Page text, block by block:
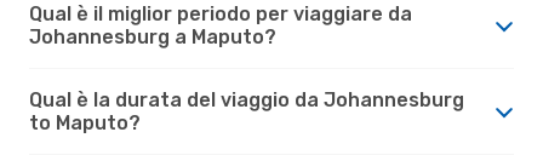
Qual è il miglior periodo per viaggiare da
Johannesburg a Maputo?
Qual è la durata del viaggio da Johannesburg
to Maputo?